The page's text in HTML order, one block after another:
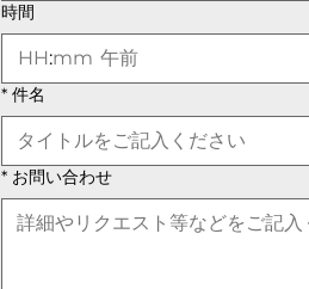
時間
: 午前
* 件名
* お問い合わせ